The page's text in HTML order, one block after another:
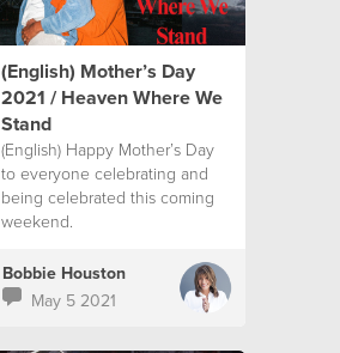
(English) Mother’s Day
2021 / Heaven Where We
Stand
(English) Happy Mother’s Day
to everyone celebrating and
being celebrated this coming
weekend.
Bobbie Houston
May 5 2021